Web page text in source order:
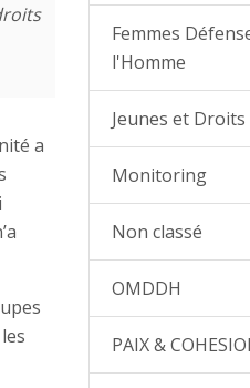
Femmes
l'Homme
Jeunes et
Monitoring
Non classé
OMDDH
PAIX &
a